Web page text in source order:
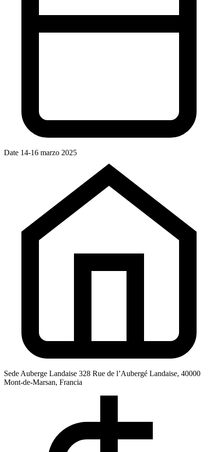
Date 14-16 marzo 2025
Sede Auberge Landaise 328 Rue de l’Aubergé Landaise, 40000
Mont-de-Marsan, Francia